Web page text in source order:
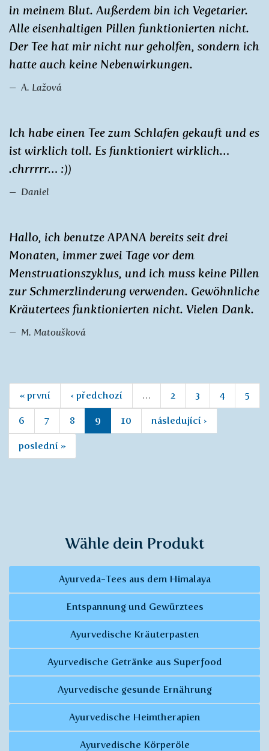
in meinem Blut. Außerdem bin ich Vegetarier.
Alle eisenhaltigen Pillen funktionierten nicht.
Der Tee hat mir nicht nur geholfen, sondern ich
hatte auch keine Nebenwirkungen.
A. Lažová
Ich habe einen Tee zum Schlafen gekauft und es
ist wirklich toll. Es funktioniert wirklich…
.chrrrrr… :))
Daniel
Hallo, ich benutze APANA bereits seit drei
Monaten, immer zwei Tage vor dem
Menstruationszyklus, und ich muss keine Pillen
zur Schmerzlinderung verwenden. Gewöhnliche
Kräutertees funktionierten nicht. Vielen Dank.
M. Matoušková
« první ‹ předchozí … 2 3 4 5
6 7 8 9 10 následující ›
poslední »
Wähle dein Produkt
Ayurveda-Tees aus dem Himalaya
Entspannung und Gewürztees
Ayurvedische Kräuterpasten
Ayurvedische Getränke aus Superfood
Ayurvedische gesunde Ernährung
Ayurvedische Heimtherapien
Ayurvedische Körperöle